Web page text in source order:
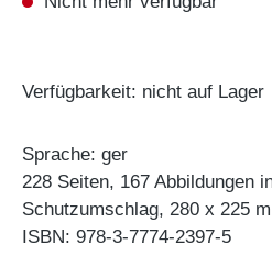
Verfügbarkeit: nicht auf Lager
Sprache: ger
228 Seiten, 167 Abbildungen
Schutzumschlag, 280 x 225
ISBN: 978-3-7774-2397-5